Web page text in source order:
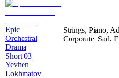
Epic
Orchestral
Drama
Short 03
Yevhen
Lokhmatov
Strings, Piano,
Corporate, Sad,